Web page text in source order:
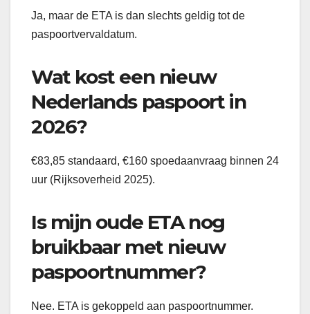
Ja, maar de ETA is dan slechts geldig tot de
paspoortvervaldatum.
Wat kost een nieuw
Nederlands paspoort in
2026?
€83,85 standaard, €160 spoedaanvraag binnen 24
uur (Rijksoverheid 2025).
Is mijn oude ETA nog
bruikbaar met nieuw
paspoortnummer?
Nee. ETA is gekoppeld aan paspoortnummer.